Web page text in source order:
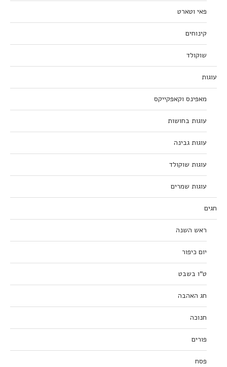
פאי וטארט
קינוחים
שוקולד
עוגות
מאפינס וקאפקייקס
עוגות בחושות
עוגות גבינה
עוגות שוקולד
עוגות שמרים
חגים
ראש השנה
יום כיפור
ט”ו בשבט
חג האהבה
חנוכה
פורים
פסח